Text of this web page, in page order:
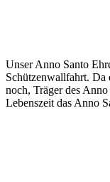
Unser Anno Santo
Schützenwallfahrt. Da
noch, Träger des
Lebenszeit das Anno